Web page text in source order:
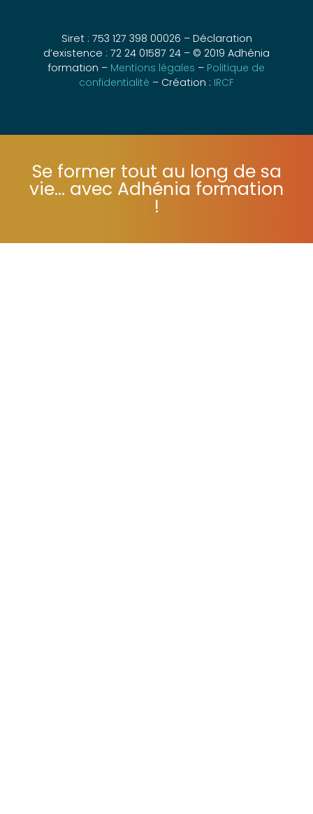
Siret : 753 127 398 00026 – Déclaration
d’existence : 72 24 01587 24 – © 2019 Adhénia
formation – Mentions légales
Politique de
confidentialité – Création : IRCF
Se former tout au long de sa
vie... avec Adhénia formation
!